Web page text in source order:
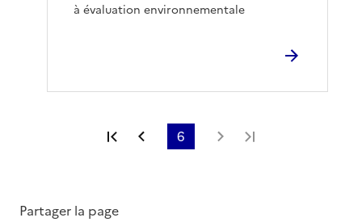
à évaluation environnementale
Première page
Page précédente
6 Page suivante
Partager la page